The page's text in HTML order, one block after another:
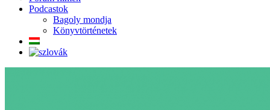
Podcastok
Bagoly mondja
Könyvtörténetek